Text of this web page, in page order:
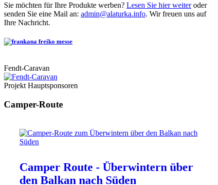
Sie möchten für Ihre Produkte werben? Lesen Sie hier weiteroder
senden Sie eine Mail an: admin@alaturka.info. Wir freuen uns auf
Ihre Nachricht.
Fendt-Caravan
Projekt Hauptsponsoren
Camper-Route
Camper Route - Überwintern über
den Balkan nach Süden